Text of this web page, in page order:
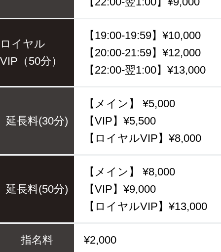
ロイヤル
VIP（50分）
【19:00-19:59】¥10,000
【20:00-21:59】¥12,000
【22:00-翌1:00】¥13,000
延長料(30分)
【メイン】 ¥5,000
【VIP】¥5,500
【ロイヤルVIP】¥8,000
延長料(50分)
【メイン】 ¥8,000
【VIP】¥9,000
【ロイヤルVIP】¥13,000
指名料 ¥2,000